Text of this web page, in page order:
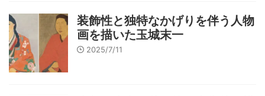
装飾性と独特なかげりを伴う人物
画を描いた玉城末一
2025/7/11